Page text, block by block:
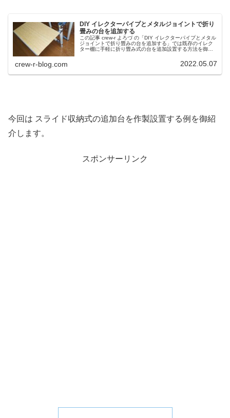
DIY イレクターパイプとメタルジョイントで折り
畳みの台を追加する
この記事 crew-r よろづ の「DIY イレクターパイプとメタル
ジョイントで折り畳みの台を追加する」では既存のイレク
ター棚に手軽に折り畳み式の台を追加設置する方法を御紹
crew-r-blog.com 2022.05.07
今回は スライド収納式の追加台を作製設置する例を御紹
介します。
スポンサーリンク